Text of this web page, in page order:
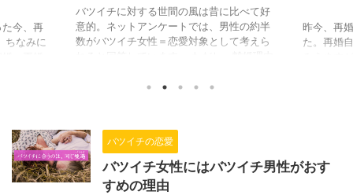
今、再
ちなみに
バツイチに対する世間の風は昔に比べて好
意的。ネットアンケートでは、男性の約半
数がバツイチ女性＝恋愛対象として考えら
離婚理由の伝え方をご紹介します。
昨今、再
た。再婚
バツイチの恋愛
バツイチ女性にはバツイチ男性がおす
すめの理由